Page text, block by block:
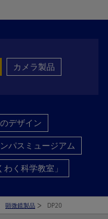
カメラ製品
デザイン
パスミュージアム
く科学教室」
顕微鏡製品 DP20